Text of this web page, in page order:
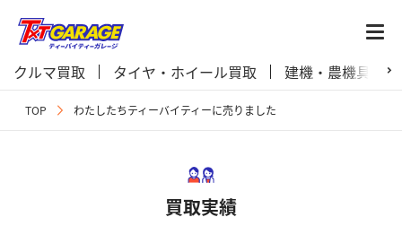
クルマ買取 タイヤ・ホイール買取 建機・農機具買取
TOP わたしたちティーバイティーに売りました
買取実績